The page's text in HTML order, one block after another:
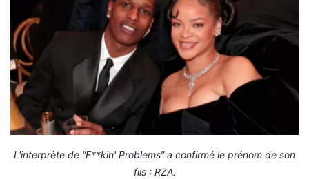
L'interprète de “F**kin' Problems” a confirmé le prénom de son
fils : RZA.